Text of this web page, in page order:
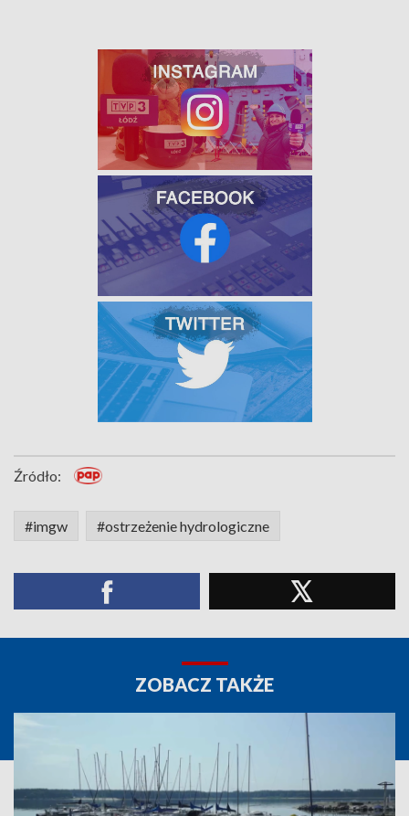
Źródło:
#imgw #ostrzeżenie hydrologiczne
ZOBACZ TAKŻE